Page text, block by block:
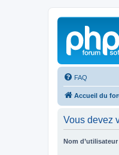
FAQ
Accueil du
Vous devez
Nom d’utilisateur